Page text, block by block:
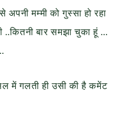
मम्मी को गुस्सा हो रहा
..कितनी बार समझा चुका हूं …
में गलती ही उसी की है कमेंट